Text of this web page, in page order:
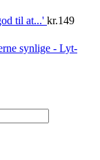
pris
var:
kr.199.
pris
er:
kr.100.
til at...' kr.149
synlige - Lyt-